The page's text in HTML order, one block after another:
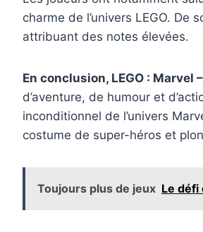
charme de l’univers LEGO.
attribuant des notes élevées.
En conclusion, LEGO : Marvel
d’aventure, de humour et
inconditionnel de l’univers
costume de super-héros et
Toujours plus de jeux Le défi